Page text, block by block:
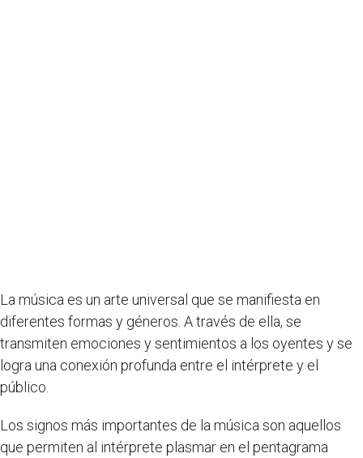
La música es un arte universal que se manifiesta en
diferentes formas y géneros. A través de ella, se
transmiten emociones y sentimientos a los oyentes y se
logra una conexión profunda entre el intérprete y el
público.
Los signos más importantes de la música son aquellos
que permiten al intérprete plasmar en el pentagrama